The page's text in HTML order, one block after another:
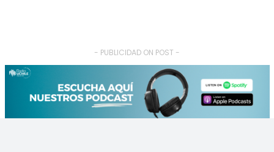
- PUBLICIDAD ON POST -